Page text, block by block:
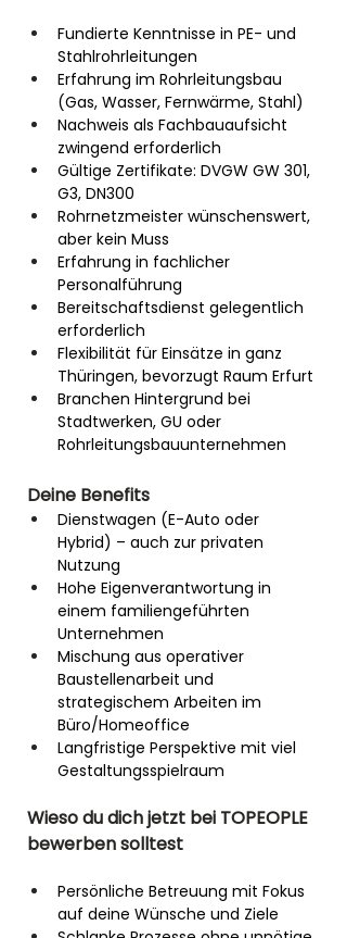
Fundierte Kenntnisse in PE- und
Stahlrohrleitungen
Erfahrung im Rohrleitungsbau
(Gas, Wasser, Fernwärme, Stahl)
Nachweis als Fachbauaufsicht
zwingend erforderlich
Gültige Zertifikate: DVGW GW 301,
G3, DN300
Rohrnetzmeister wünschenswert,
aber kein Muss
Erfahrung in fachlicher
Personalführung
Bereitschaftsdienst gelegentlich
erforderlich
Flexibilität für Einsätze in ganz
Thüringen, bevorzugt Raum Erfurt
Branchen Hintergrund bei
Stadtwerken, GU oder
Rohrleitungsbauunternehmen
Deine Benefits
Dienstwagen (E-Auto oder
Hybrid) – auch zur privaten
Nutzung
Hohe Eigenverantwortung in
einem familiengeführten
Unternehmen
Mischung aus operativer
Baustellenarbeit und
strategischem Arbeiten im
Büro/Homeoffice
Langfristige Perspektive mit viel
Gestaltungsspielraum
Wieso du dich jetzt bei TOPEOPLE
bewerben solltest
Persönliche Betreuung mit Fokus
auf deine Wünsche und Ziele